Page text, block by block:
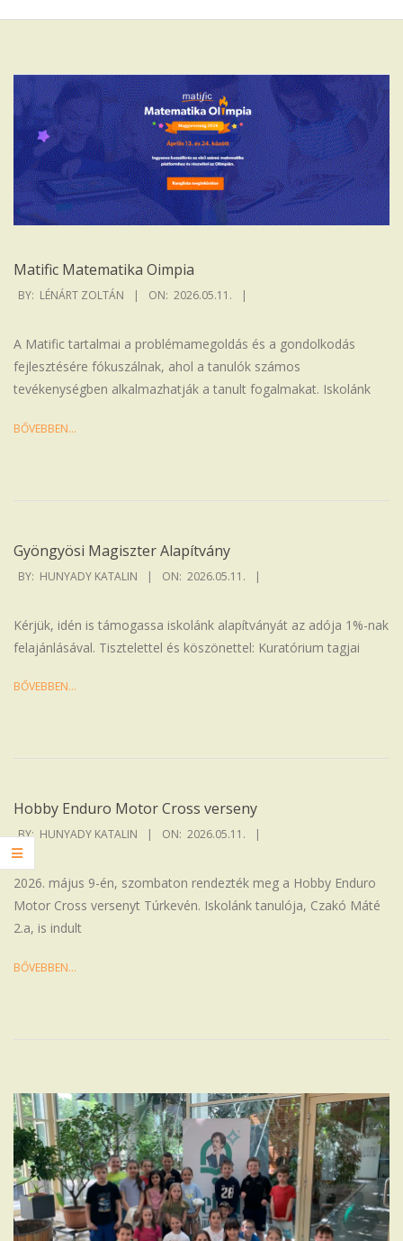
Iskola
Matific Matematika Oimpia
2026-
BY: LÉNÁRT ZOLTÁN ON: 2026.05.11.
A Matific tartalmai a problémamegoldás és a gondolkodás
fejlesztésére fókuszálnak, ahol a tanulók számos
tevékenységben alkalmazhatják a tanult fogalmakat. Iskolánk
BŐVEBBEN…
Gyöngyösi Magiszter Alapítvány
2026-
11
BY: HUNYADY KATALIN ON: 2026.05.11.
Kérjük, idén is támogassa iskolánk alapítványát az adója 1%-nak
felajánlásával. Tisztelettel és köszönettel: Kuratórium tagjai
BŐVEBBEN…
Hobby Enduro Motor Cross verseny
2026-
05-
11
BY: HUNYADY KATALIN ON: 2026.05.11.
2026. május 9-én, szombaton rendezték meg a Hobby Enduro
Motor Cross versenyt Túrkevén. Iskolánk tanulója, Czakó Máté
2.a, is indult
BŐVEBBEN…